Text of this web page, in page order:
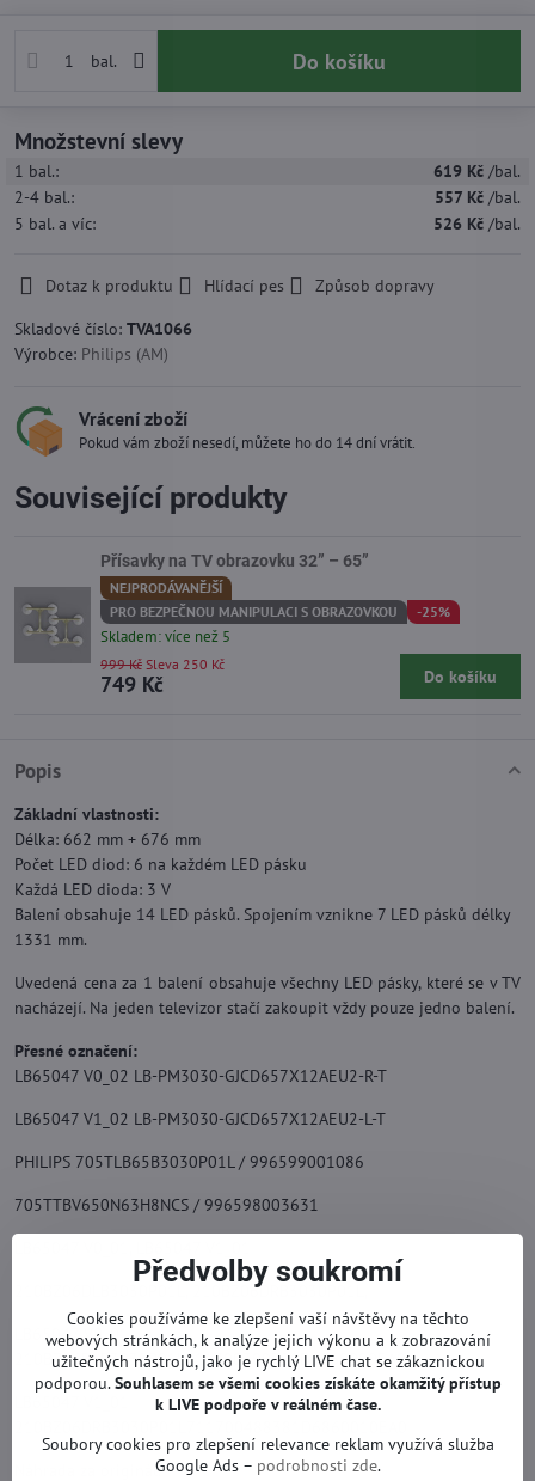
bal. Do košíku
Množstevní slevy
1 bal.: 619 Kč /bal.
2-4 bal.: 557 Kč /bal.
5 bal. a víc: 526 Kč /bal.
Dotaz k produktu Hlídací pes
Způsob dopravy
Skladové číslo: TVA1066
Výrobce: Philips (AM)
Vrácení zboží
Pokud vám zboží nesedí, můžete ho do 14 dní vrátit.
Popis
Základní vlastnosti:
Délka: 662 mm + 676 mm
Počet LED diod: 6 na každém LED pásku
Každá LED dioda: 3 V
Balení obsahuje 14 LED pásků. Spojením vznikne 7 LED pásků délky
1331 mm.
Uvedená cena za 1 balení obsahuje všechny LED pásky, které se v TV
nacházejí. Na jeden televizor stačí zakoupit vždy pouze jedno balení.
Přesné označení:
LB65047 V0_02 LB-PM3030-GJCD657X12AEU2-R-T
LB65047 V1_02 LB-PM3030-GJCD657X12AEU2-L-T
PHILIPS 705TLB65B3030P01L / 996599001086
705TTBV650N63H8NCS / 996598003631
210BZ06DLB3030P01L, 210BZ06DRB3030P01L,
LB65047 V0_01
210BZ06DLB3030P01L711700309721D6860000EA0
Náhrada za originál.
Související produkty
Přísavky na TV obrazovku 32” – 65”
NEJPRODÁVANĚJŠÍ
PRO BEZPEČNOU MANIPULACI S OBRAZOVKOU
-25%
Skladem: více než 5
749 Kč
999 Kč Sleva 250 Kč
Do košíku
Předvolby soukromí
Cookies používáme ke zlepšení vaší návštěvy na těchto
webových stránkách, k analýze jejich výkonu a k zobrazování
užitečných nástrojů, jako je rychlý LIVE chat se zákaznickou
podporou.Souhlasem se všemi cookies získáte okamžitý přístup
k LIVE podpoře v reálném čase.
Soubory cookies pro zlepšení relevance reklam využívá služba
Google Ads – podrobnosti zde.